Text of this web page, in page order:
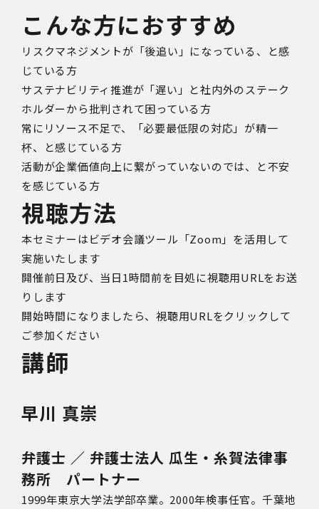
こんな方におすすめ
リスクマネジメントが「後追い」になっている、と感
じている方
サステナビリティ推進が「遅い」と社内外のステーク
ホルダーから批判されて困っている方
常にリソース不足で、「必要最低限の対応」が精一
杯、と感じている方
活動が企業価値向上に繋がっていないのでは、と不安
を感じている方
視聴方法
本セミナーはビデオ会議ツール「Zoom」を活用して
実施いたします
開催前日及び、 当日1時間前を目処に視聴用URLをお送
りします
開始時間になりましたら、視聴用URLをクリックして
ご参加ください
講師
早川 真崇
弁護士 ／ 弁護士法人 瓜生・糸賀法律事
務所 パートナー
1999年東京大学法学部卒業。2000年検事任官。千葉地